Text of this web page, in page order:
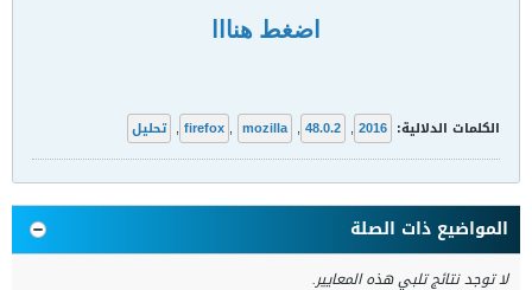
اضغط هنااا
الكلمات الدلالية: 2016
,
48.0.2
,
firefox , mozilla
, تحليل
المواضيع ذات الصلة
لا توجد نتائج تلبي هذه المعايير.